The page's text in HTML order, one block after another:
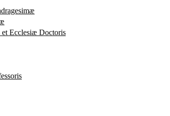
et Ecclesiæ Doctoris